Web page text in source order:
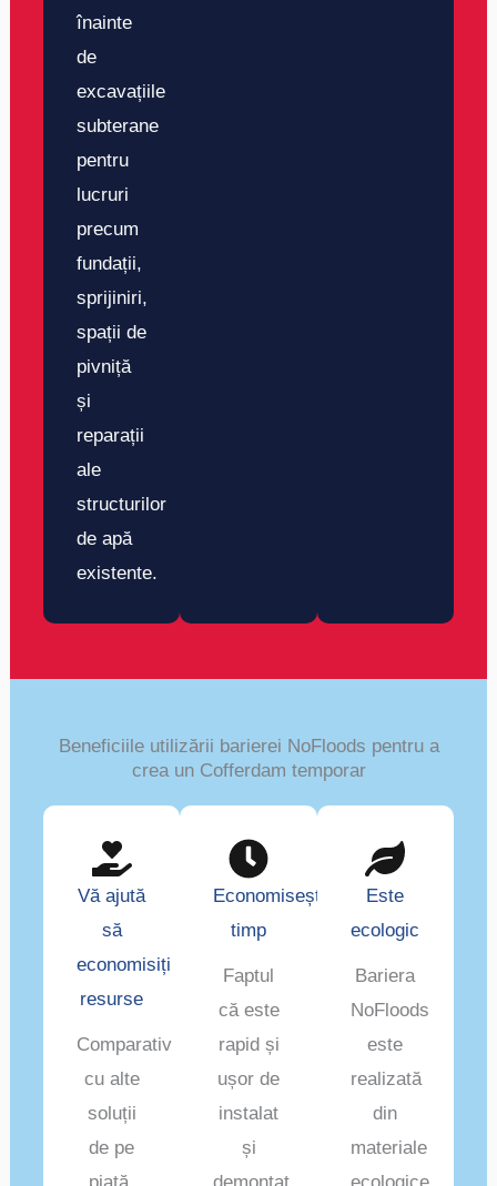
înainte
de
excavațiile
subterane
pentru
lucruri
precum
fundații,
sprijiniri,
spații de
pivniță
și
reparații
ale
structurilor
de apă
existente.
Beneficiile utilizării barierei NoFloods pentru a
crea un Cofferdam temporar
Vă ajută
să
economisiți
resurse
Comparativ
cu alte
soluții
de pe
piață,
Economisește
timp
Faptul
că este
rapid și
ușor de
instalat
și
demontat
Este
ecologic
Bariera
NoFloods
este
realizată
din
materiale
ecologice.